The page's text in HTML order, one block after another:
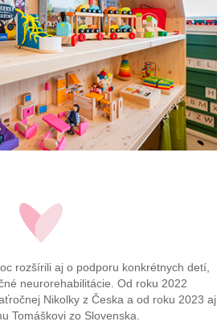
rozšírili aj o podporu konkrétnych detí,
neurorehabilitácie. Od roku 2022
Nikolky z Česka a od roku 2023 aj
Tomáškovi zo Slovenska.